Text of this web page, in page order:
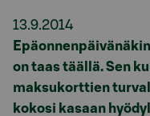
13.9.2014
on taas täällä. Sen
maksukorttien
kokosi kasaan